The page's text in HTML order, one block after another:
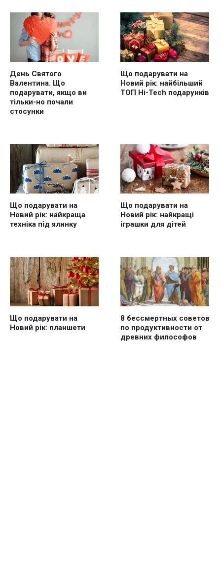
День Святого
Валентина. Що
подарувати, якщо ви
тільки-но почали
стосунки
Що подарувати на
Новий рік: найбільший
ТОП Hi-Tech подарунків
Що подарувати на
Новий рік: найкраща
техніка під ялинку
Що подарувати на
Новий рік: найкращі
іграшки для дітей
Що подарувати на
Новий рік: планшети
8 бессмертных советов
по продуктивности от
древних философов